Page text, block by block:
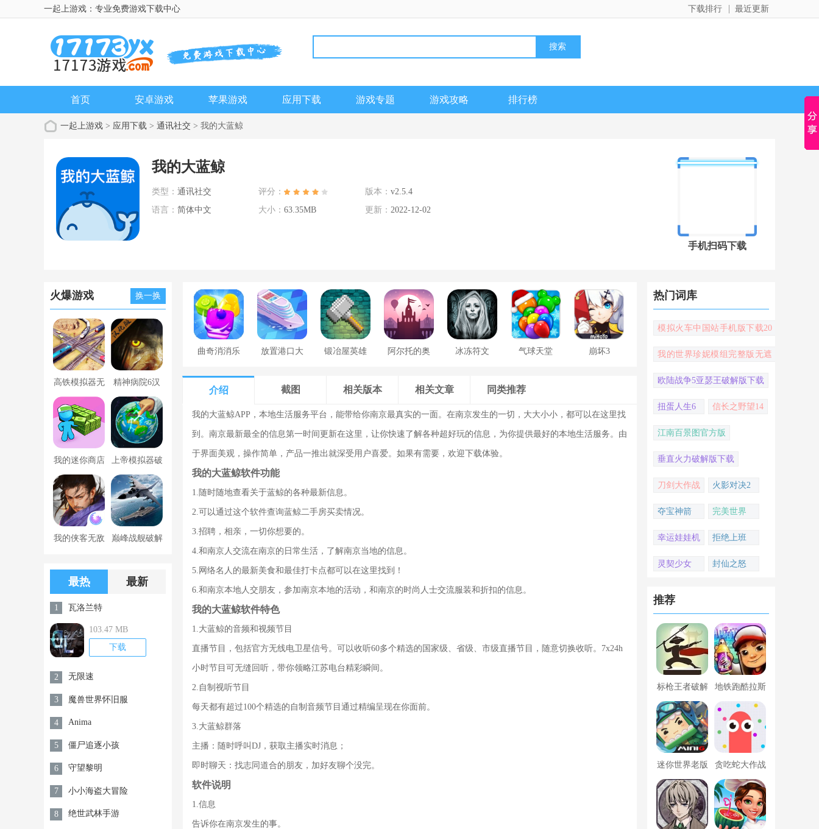
一起上游戏：专业免费游戏下载中心 最近更新
下载排行
首页 安卓游戏 苹果游戏 应用下载 游戏专题 游戏攻略 排行榜
一起上游戏 > 应用下载 > 通讯社交 > 我的大蓝鲸
我的大蓝鲸
类型： 通讯社交 评分： 版本： v2.5.4
语言： 简体中文 大小： 63.35MB 更新： 2022-12-02
手机扫码下载
火爆游戏 换一换
高铁模拟器无
限金币版
精神病院6汉
化版下载
我的迷你商店
破解版无限金
币版下载中文
上帝模拟器破
解版全解锁无
广告
我的侠客无敌 巅峰战舰破解
限钻石
最热 最新
1 瓦洛兰特
103.47 MB
下载
2 无限速
3 魔兽世界怀旧服
4 Anima
5 僵尸追逐小孩
6 守望黎明
7 小小海盗大冒险
8 绝世武林手游
曲奇消消乐 放置港口大 锻冶屋英雄 阿尔托的奥 冰冻符文 气球天堂 崩坏3
介绍 截图 相关版本 相关文章 同类推荐
我的大蓝鲸APP，本地生活服务平台，能带给你南京最真实的一面。在南京发生的一切，大大小小，都可以在这里找
到。南京最新最全的信息第一时间更新在这里，让你快速了解各种超好玩的信息，为你提供最好的本地生活服务。由
于界面美观，操作简单，产品一推出就深受用户喜爱。如果有需要，欢迎下载体验。
我的大蓝鲸软件功能
1.随时随地查看关于蓝鲸的各种最新信息。
2.可以通过这个软件查询蓝鲸二手房买卖情况。
3.招聘，相亲，一切你想要的。
4.和南京人交流在南京的日常生活，了解南京当地的信息。
5.网络名人的最新美食和最佳打卡点都可以在这里找到！
6.和南京本地人交朋友，参加南京本地的活动，和南京的时尚人士交流服装和折扣的信息。
我的大蓝鲸软件特色
1.大蓝鲸的音频和视频节目
直播节目，包括官方无线电卫星信号。可以收听60多个精选的国家级、省级、市级直播节目，随意切换收听。7x24h
小时节目可无缝回听，带你领略江苏电台精彩瞬间。
2.自制视听节目
每天都有超过100个精选的自制音频节目通过精编呈现在你面前。
3.大蓝鲸群落
主播：随时呼叫DJ，获取主播实时消息；
即时聊天：找志同道合的朋友，加好友聊个没完。
软件说明
1.信息
告诉你在南京发生的事。
热门词库
模拟火车中国站手机版下载20
我的世界珍妮模组完整版无遮
欧陆战争5亚瑟王破解版下载
扭蛋人生6 信长之野望14
江南百景图官方版
垂直火力破解版下载
刀剑大作战 火影对决2
夺宝神箭 完美世界
幸运娃娃机 拒绝上班
灵契少女 封仙之怒
推荐
标枪王者破解
版无限金币钻
石内置菜单
地铁跑酷拉斯
维加斯新触控
内置菜单版
迷你世界老版
本下载
贪吃蛇大作战
破解版